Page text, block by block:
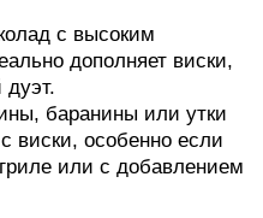
с высоким
дополняет виски,
дуэт.
баранины или утки
виски, особенно если
или с добавлением